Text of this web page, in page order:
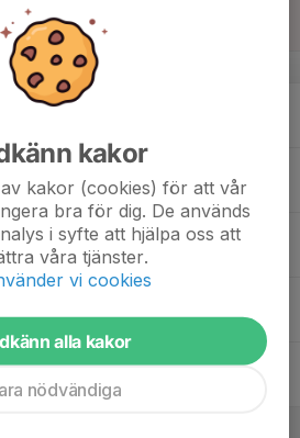
v.51
kakor
kakor (cookies) för att vår
bra för dig. De används
i syfte att hjälpa oss att
våra tjänster.
vi cookies
alla kakor
nödvändiga